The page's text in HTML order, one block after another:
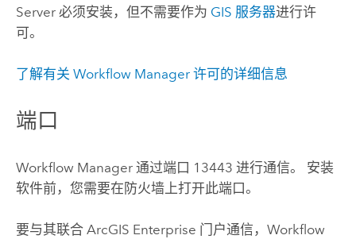
Server必须安装，但不需要作为 GIS 服务器进行许
可。
了解有关 Workflow Manager许可的详细信息
端口
Workflow Manager通过端口 13443 进行通信。 安装
软件前，您需要在防火墙上打开此端口。
要与其联合 ArcGIS Enterprise 门户通信， Workflow